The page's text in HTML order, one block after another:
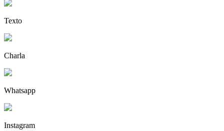
Texto
Charla
Whatsapp
Instagram